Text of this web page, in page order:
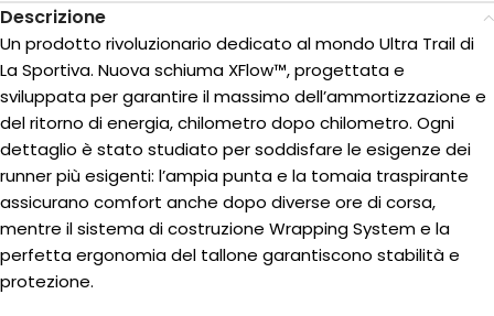
Descrizione
Un prodotto rivoluzionario dedicato al mondo Ultra Trail di
La Sportiva. Nuova schiuma XFlow™, progettata e
sviluppata per garantire il massimo dell’ammortizzazione e
del ritorno di energia, chilometro dopo chilometro. Ogni
dettaglio è stato studiato per soddisfare le esigenze dei
runner più esigenti: l’ampia punta e la tomaia traspirante
assicurano comfort anche dopo diverse ore di corsa,
mentre il sistema di costruzione Wrapping System e la
perfetta ergonomia del tallone garantiscono stabilità e
protezione.